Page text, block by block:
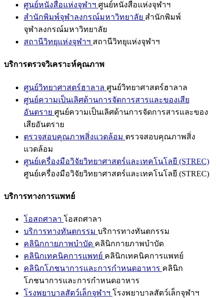
ศูนย์หนังสือแห่งจุฬาฯ ศูนย์หนังสือแห่งจุฬาฯ
สำนักพิมพ์จุฬาลงกรณ์มหาวิทยาลัย สำนักพิมพ์
จุฬาลงกรณ์มหาวิทยาลัย
สถานีวิทยุแห่งจุฬาฯ สถานีวิทยุแห่งจุฬาฯ
บริการตรวจวิเคราะห์คุณภาพ
ศูนย์วิทยาศาสตร์ฮาลาล ศูนย์วิทยาศาสตร์ฮาลาล
ศูนย์ความเป็นเลิศด้านการจัดการสารและของเสีย
อันตราย ศูนย์ความเป็นเลิศด้านการจัดการสารและของ
เสียอันตราย
ตรวจสอบคุณภาพสิ่งแวดล้อม ตรวจสอบคุณภาพสิ่ง
แวดล้อม
ศูนย์เครื่องมือวิจัยวิทยาศาสตร์และเทคโนโลยี (STREC)
ศูนย์เครื่องมือวิจัยวิทยาศาสตร์และเทคโนโลยี (STREC)
บริการทางการแพทย์
โอสถศาลา โอสถศาลา
บริการทางทันตกรรม บริการทางทันตกรรม
คลินิกกายภาพบำบัด คลินิกกายภาพบำบัด
คลินิกเทคนิคการแพทย์ คลินิกเทคนิคการแพทย์
คลินิกโภชนาการและการกำหนดอาหาร คลินิก
โภชนาการและการกำหนดอาหาร
โรงพยาบาลสัตว์เล็กจุฬาฯ โรงพยาบาลสัตว์เล็กจุฬาฯ